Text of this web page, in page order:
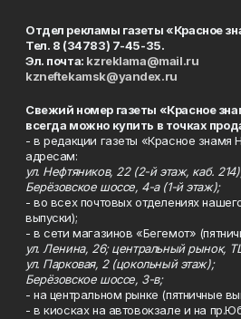
Отдел рекламы газеты «Красное
Тел. 8 (34783) 7-45-35.
Эл. почта: kzreklama@mail.ru
kzneftekamsk@yandex.ru
Свежий номер газеты «Красное
всегда можно купить в точках
- в редакции газеты «Красное знамя
адресам:
ул. Нефтяников, 22 (2-й этаж, каб.
Берёзовское шоссе, 4-а (1-й этаж);
- во всех почтовых отделениях
выпуски);
- в сети магазинов «Бегемот»
ул. Ленина, 26; центральный рынок,
ул. Парковая, 2 (цокольный этаж);
Берёзовское шоссе, 3-в;
- на центральном рынке (пятничные
- в киосках на автовокзале и на